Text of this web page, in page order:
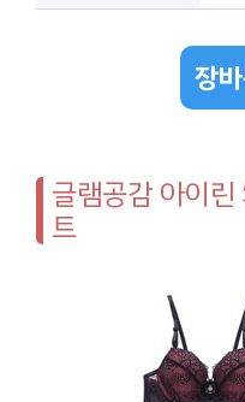
장
글램공감 아이
트